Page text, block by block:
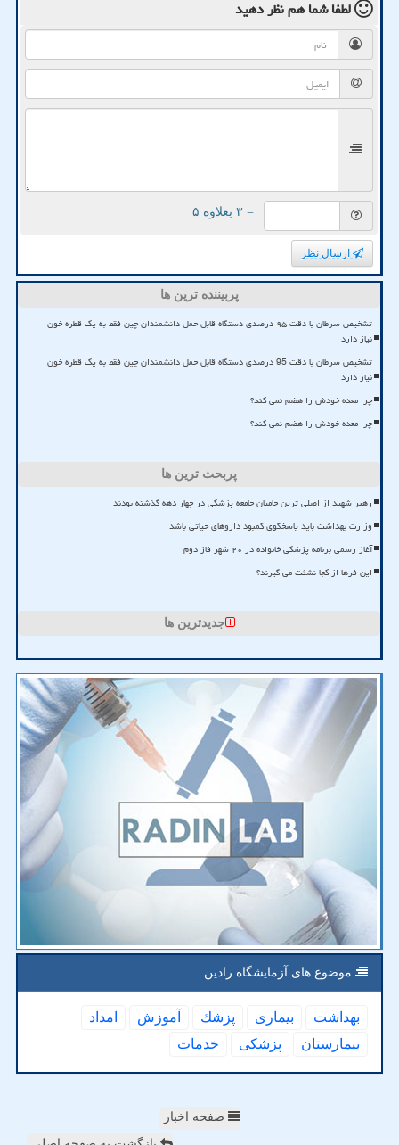
لطفا شما همنظر دهید
= ۳ بعلاوه ۵
ارسال نظر
پربیننده ترین ها
تشخیص سرطان با دقت ۹۵ درصدی دستگاه قابل حمل دانشمندان چین فقط به یک قطره خون
نیاز دارد
تشخیص سرطان با دقت 95 درصدی دستگاه قابل حمل دانشمندان چین فقط به یک قطره خون
نیاز دارد
چرا معده خودش را هضم نمی کند؟
چرا معده خودش را هضم نمی کند؟
پربحث ترین ها
رهبر شهید از اصلی ترین حامیان جامعه پزشکی در چهار دهه گذشته بودند
وزارت بهداشت باید پاسخگوی کمبود داروهای حیاتی باشد
آغاز رسمی برنامه پزشکی خانواده در ۲۰ شهر فاز دوم
این فرها از کجا نشئت می گیرند؟
جدیدترین ها
موضوع های آزمایشگاه رادین
بهداشت بیماری پزشك آموزش
امداد
بیمارستان
پزشكی خدمات
صفحه اخبار